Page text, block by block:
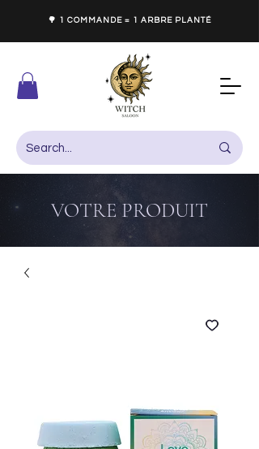
🌳 1 COMMANDE = 1 ARBRE PLANTÉ
VOTRE PRODUIT